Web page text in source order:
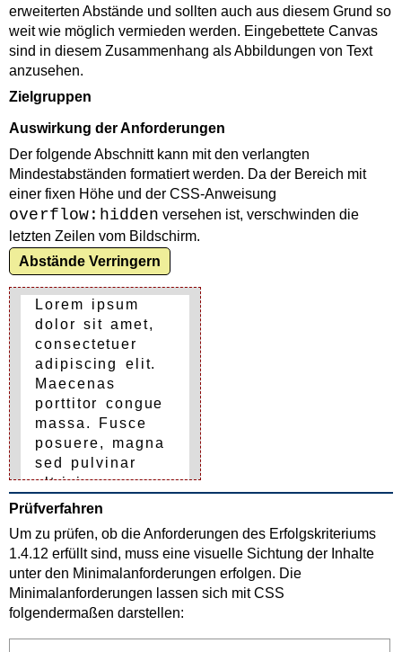
erweiterten Abstände und sollten auch aus diesem Grund so
weit wie möglich vermieden werden. Eingebettete Canvas
sind in diesem Zusammenhang als Abbildungen von Text
anzusehen.
Zielgruppen
Auswirkung der Anforderungen
Der folgende Abschnitt kann mit den verlangten
Mindestabständen formatiert werden. Da der Bereich mit
einer fixen Höhe und der CSS-Anweisung
overflow:hidden versehen ist, verschwinden die
letzten Zeilen vom Bildschirm.
Abstände Verringern
Lorem ipsum
dolor sit amet,
consectetuer
adipiscing elit.
Maecenas
porttitor congue
massa. Fusce
posuere, magna
sed pulvinar
ultricies, purus
lectus
libero, sit amet
commodo magna
eros quis urna.
Nunc viverra
imperdiet enim.
Fusce est.
Prüfverfahren
Um zu prüfen, ob die Anforderungen des Erfolgskriteriums
1.4.12 erfüllt sind, muss eine visuelle Sichtung der Inhalte
unter den Minimalanforderungen erfolgen. Die
Minimalanforderungen lassen sich mit CSS
folgendermaßen darstellen: